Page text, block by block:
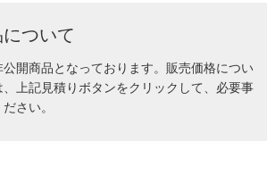
ついて
開商品となっております。販売価格につい
上記見積りボタンをクリックして、必要事
さい。